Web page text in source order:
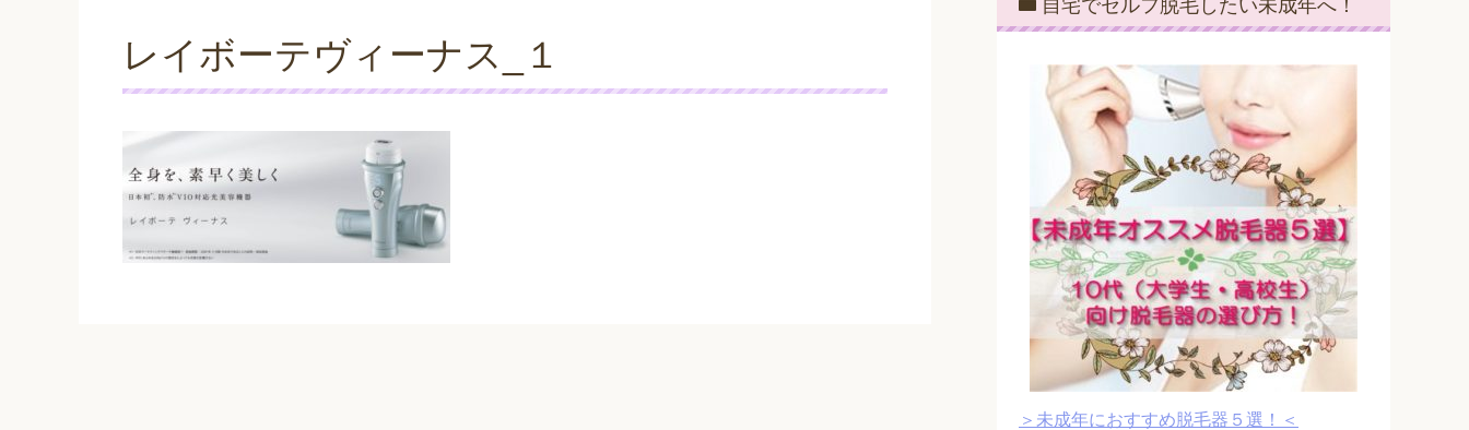
レイボーテヴィーナス_１
自宅でセルフ脱毛したい未成年へ！
＞未成年におすすめ脱毛器５選！＜